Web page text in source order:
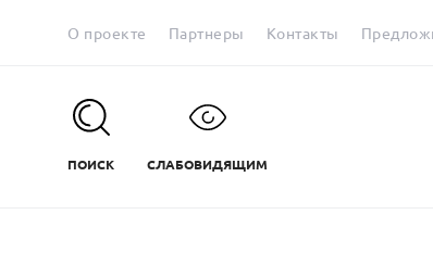
О проекте Партнеры Контакты
ПОИСК СЛАБОВИДЯЩИМ